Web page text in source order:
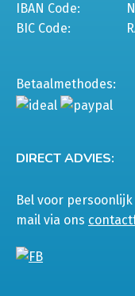
IBAN Code:
BIC Code:
Betaalmethodes:
DIRECT ADVIES:
Bel voor
mail via ons